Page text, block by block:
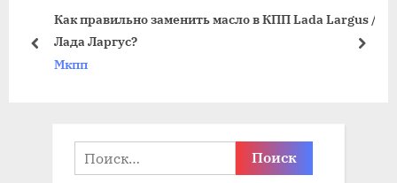
а
щ
а
п
и
Как правильно заменить масло в КПП Lada Largus /
Лада Ларгус?
Мкпп
пред
Найти: